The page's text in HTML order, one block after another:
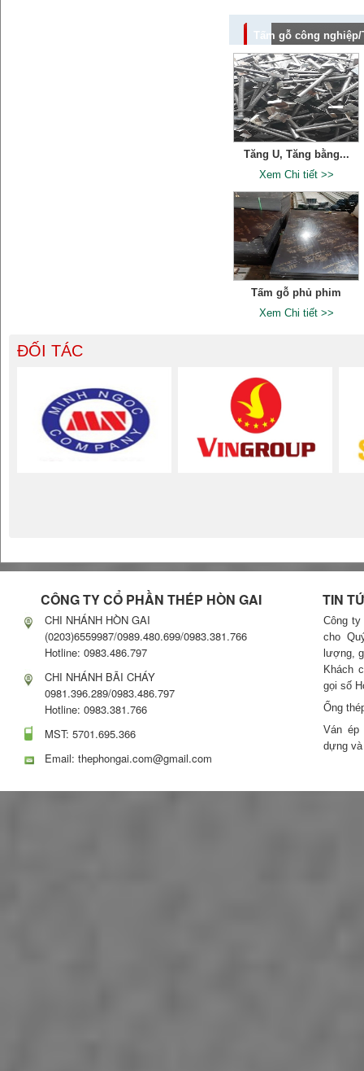
Tấm gỗ công
Tăng U, Tăng bằng...
Xem Chi tiết >>
Tấm gỗ phủ phim
Xem Chi tiết >>
ĐỐI TÁC
CÔNG TY CỔ PHẦN THÉP HÒN GAI
CHI NHÁNH HÒN GAI
(0203)6559987/0989.480.699/0983.381.766
Hotline: 0983.486.797
CHI NHÁNH BÃI CHÁY
0981.396.289/0983.486.797
Hotline: 0983.381.766
MST: 5701.695.366
Email: thephongai.com@gmail.com
TIN
Công
cho
lượng,
Khách
gọi số
Ống
Ván ép
dựng